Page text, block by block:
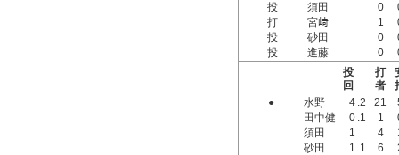
投
須田 0
打
宮﨑 1
投
砂田 0
投
進藤 0
投
回
打
者
●
水野 4 .2 21
田中健
0 .1 1
須田
1 4
砂田
1 .1 6